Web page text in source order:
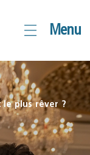
Menu
plus rêver ?